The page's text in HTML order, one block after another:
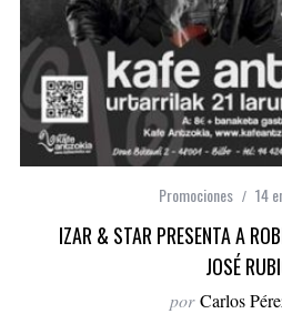
Promociones 14
IZAR & STAR PRESENTA A
JOSÉ
por Carlos